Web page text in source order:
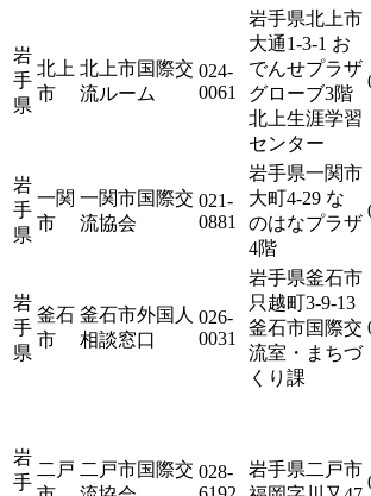
岩
手
県
北上
市
北上市国際交
流ルーム
024-
0061
岩手県北上市
大通1-3-1 お
でんせプラザ
グローブ3階
北上生涯学習
センター
岩
手
県
一関
市
一関市国際交
流協会
021-
0881
岩手県一関市
大町4-29 な
のはなプラザ
4階
岩
手
県
釜石
市
釜石市外国人
相談窓口
026-
0031
岩手県釜石市
只越町3-9-13
釜石市国際交
流室・まちづ
くり課
岩
手
二戸 二戸市国際交 028-
岩手県二戸市